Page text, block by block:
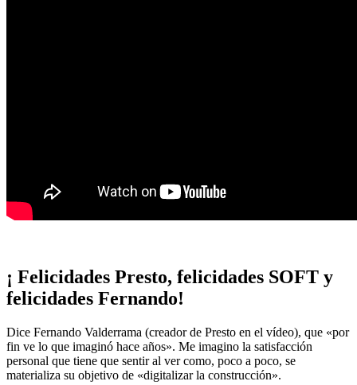
¡ Felicidades Presto, felicidades SOFT y
felicidades Fernando!
Dice Fernando Valderrama (creador de Presto en el vídeo), que «por
fin ve lo que imaginó hace años». Me imagino la satisfacción
personal que tiene que sentir al ver como, poco a poco, se
materializa su objetivo de «digitalizar la construcción».